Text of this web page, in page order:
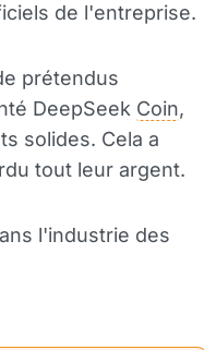
de l'entreprise.
prétendus
DeepSeek Coin,
solides. Cela a
tout leur argent.
l'industrie des